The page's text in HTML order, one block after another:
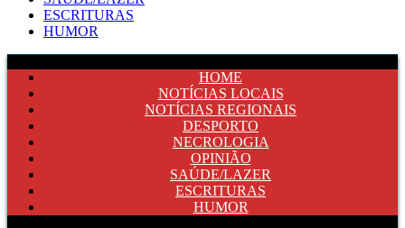
ESCRITURAS
HUMOR
HOME
NOTÍCIAS LOCAIS
NOTÍCIAS REGIONAIS
DESPORTO
NECROLOGIA
OPINIÃO
SAÚDE/LAZER
ESCRITURAS
HUMOR